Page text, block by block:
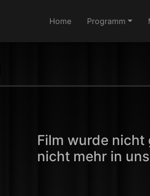
Home Programm
Film wurde
nicht mehr in